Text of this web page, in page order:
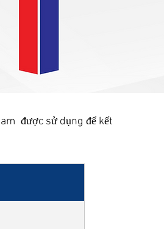
được sử dụng để kết